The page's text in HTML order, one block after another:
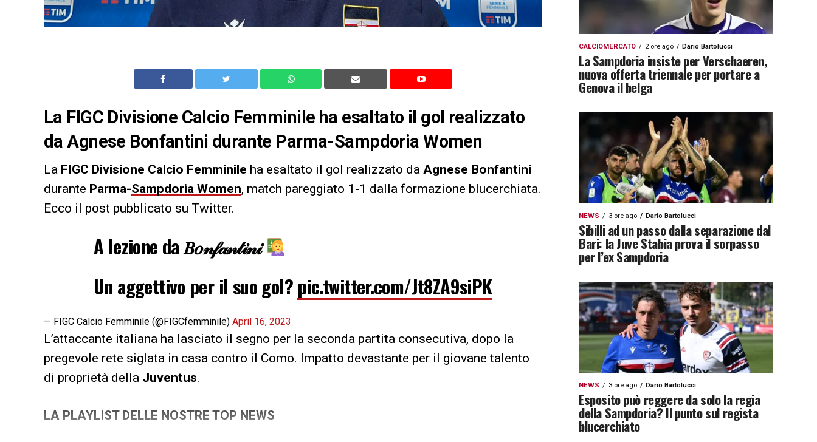
La FIGC Divisione Calcio Femminile ha esaltato il gol realizzato
da Agnese Bonfantini durante Parma-Sampdoria Women
La FIGC Divisione Calcio Femminile ha esaltato il gol realizzato da Agnese Bonfantini
durante Parma-Sampdoria Women, match pareggiato 1-1 dalla formazione blucerchiata.
Ecco il post pubblicato su Twitter.
A lezione da 𝐵𝑜𝓃𝒻𝒶𝓃𝓉𝒾𝓃𝒾
Un aggettivo per il suo gol? pic.twitter.com/Jt8ZA9siPK
— FIGC Calcio Femminile (@FIGCfemminile) April 16, 2023
L’attaccante italiana ha lasciato il segno per la seconda partita consecutiva, dopo la
pregevole rete siglata in casa contro il Como. Impatto devastante per il giovane talento
di proprietà della Juventus.
LA PLAYLIST DELLE NOSTRE TOP NEWS
CALCIOMERCATO 2 ore ago Dario Bartolucci
La Sampdoria insiste per Verschaeren,
nuova offerta triennale per portare a
Genova il belga
NEWS 3 ore ago Dario Bartolucci
Sibilli ad un passo dalla separazione dal
Bari: la Juve Stabia prova il sorpasso
per l’ex Sampdoria
NEWS 3 ore ago Dario Bartolucci
Esposito può reggere da solo la regia
della Sampdoria? Il punto sul regista
blucerchiato